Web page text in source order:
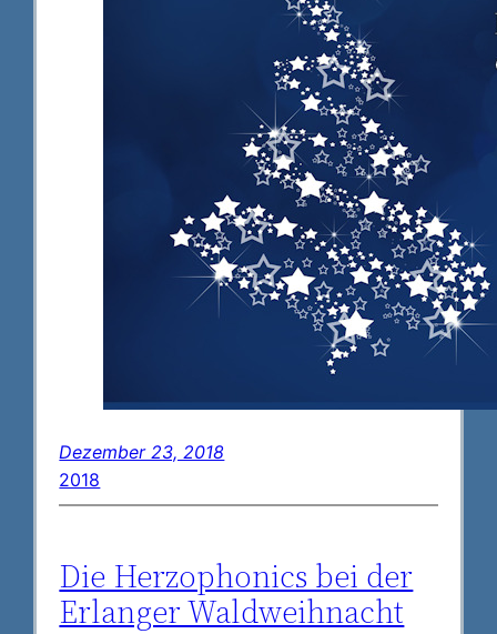
Dezember 23, 2018
2018
Die Herzophonics bei der
Erlanger Waldweihnacht